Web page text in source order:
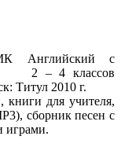
Английский с
2 – 4 классов
Титул 2010 г.
книги для учителя,
сборник песен с
играми.